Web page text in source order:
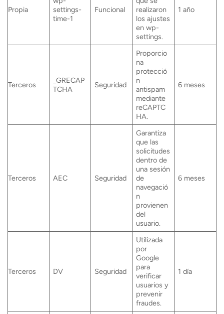
Propia
settings-
time-1
Funcional
realizaron
los ajustes
en wp-
settings.
1 año
Terceros
_GRECAP
TCHA
Seguridad
Proporcio
na
protecció
n
antispam
mediante
reCAPTC
HA.
6 meses
Terceros AEC Seguridad
Garantiza
que las
solicitudes
dentro de
una sesión
de
navegació
n
provienen
del
usuario.
6 meses
Terceros DV Seguridad
Utilizada
por
Google
para
verificar
usuarios y
prevenir
fraudes.
1 día